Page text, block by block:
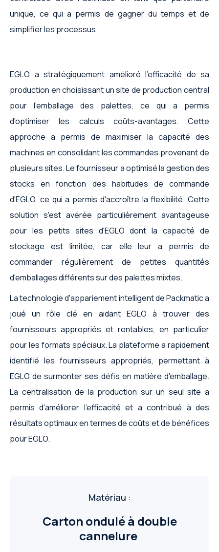
unique, ce qui a permis de gagner du temps et de
simplifier les processus.
EGLO a stratégiquement amélioré l'efficacité de sa
production en choisissant un site de production central
pour l'emballage des palettes, ce qui a permis
d'optimiser les calculs coûts-avantages. Cette
approche a permis de maximiser la capacité des
machines en consolidant les commandes provenant de
plusieurs sites. Le fournisseur a optimisé la gestion des
stocks en fonction des habitudes de commande
d'EGLO, ce qui a permis d'accroître la flexibilité. Cette
solution s'est avérée particulièrement avantageuse
pour les petits sites d'EGLO dont la capacité de
stockage est limitée, car elle leur a permis de
commander régulièrement de petites quantités
d'emballages différents sur des palettes mixtes.
La technologie d'appariement intelligent de Packmatic a
joué un rôle clé en aidant EGLO à trouver des
fournisseurs appropriés et rentables, en particulier
pour les formats spéciaux. La plateforme a rapidement
identifié les fournisseurs appropriés, permettant à
EGLO de surmonter ses défis en matière d'emballage.
La centralisation de la production sur un seul site a
permis d'améliorer l'efficacité et a contribué à des
résultats optimaux en termes de coûts et de bénéfices
pour EGLO.
Matériau :
Carton ondulé à double
cannelure